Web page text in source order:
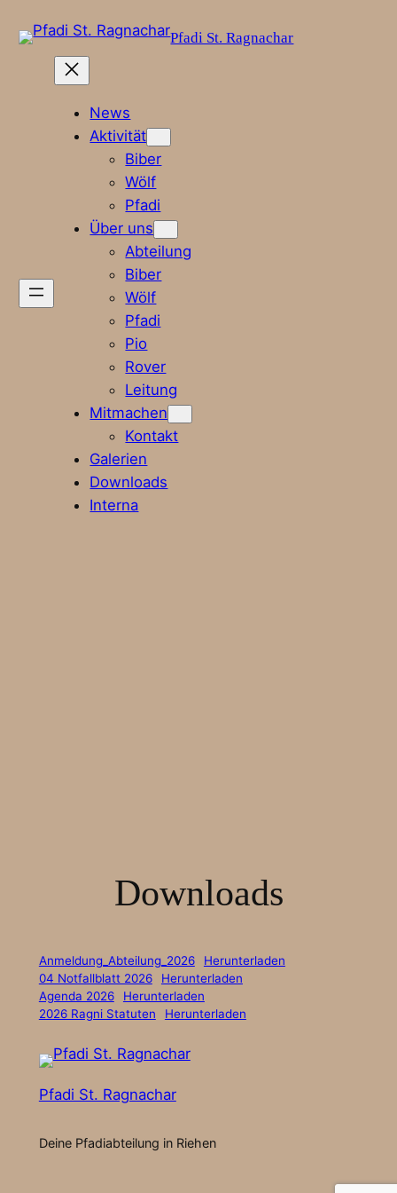
Inhalt
springen
Pfadi St. Ragnachar
News
Aktivität
Biber
Wölf
Pfadi
Über uns
Abteilung
Biber
Wölf
Pfadi
Pio
Rover
Leitung
Mitmachen
Kontakt
Galerien
Downloads
Interna
Downloads
Anmeldung_Abteilung_2026
Herunterladen
04 Notfallblatt 2026
Herunterladen
Agenda 2026
Herunterladen
2026 Ragni Statuten
Herunterladen
Pfadi St. Ragnachar
Deine Pfadiabteilung in Riehen